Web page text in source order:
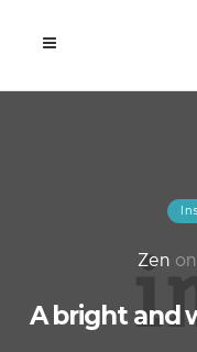
Zen on
A bright and